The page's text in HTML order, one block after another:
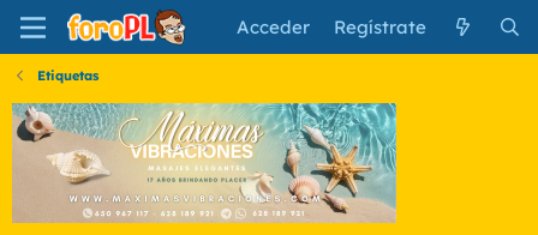
Acceder Regístrate
Etiquetas